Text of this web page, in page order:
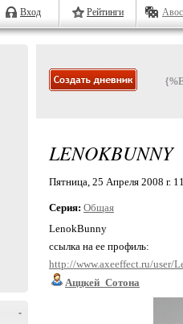
Вход Рейтинги
-
LENOKBUNNY
Пятница, 25 Апреля 2008 г.
Серия: Общая
LenokBunny
ссылка на ее профиль:
http://www.axeeffect.ru/user/
Аццкей_Сотона